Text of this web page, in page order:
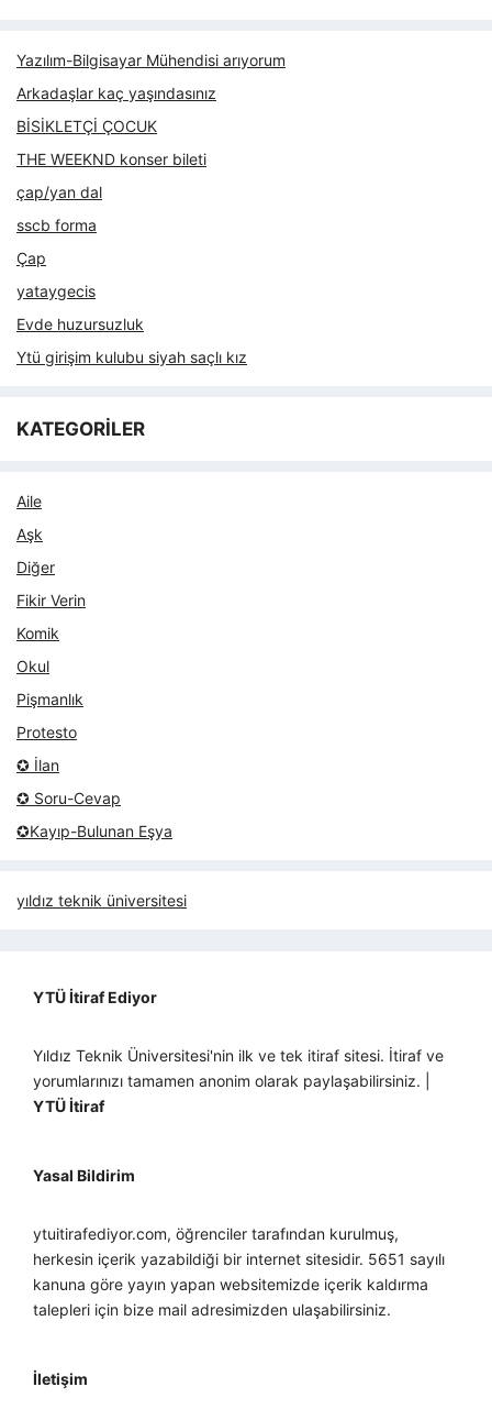
Yazılım-Bilgisayar Mühendisi arıyorum
Arkadaşlar kaç yaşındasınız
BİSİKLETÇİ ÇOCUK
THE WEEKND konser bileti
çap/yan dal
sscb forma
Çap
yataygecis
Evde huzursuzluk
Ytü girişim kulubu siyah saçlı kız
KATEGORİLER
Aile
Aşk
Diğer
Fikir Verin
Komik
Okul
Pişmanlık
Protesto
✪ İlan
✪ Soru-Cevap
✪Kayıp-Bulunan Eşya
yıldız teknik üniversitesi
YTÜ İtiraf Ediyor
Yıldız Teknik Üniversitesi'nin ilk ve tek itiraf sitesi. İtiraf ve
yorumlarınızı tamamen anonim olarak paylaşabilirsiniz. |
YTÜ İtiraf
Yasal Bildirim
ytuitirafediyor.com, öğrenciler tarafından kurulmuş,
herkesin içerik yazabildiği bir internet sitesidir. 5651 sayılı
kanuna göre yayın yapan websitemizde içerik kaldırma
talepleri için bize mail adresimizden ulaşabilirsiniz.
İletişim